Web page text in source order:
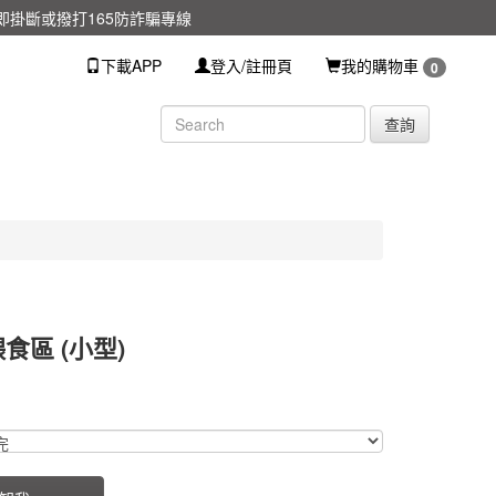
掛斷或撥打165防詐騙專線
登入/註冊頁 我的購物車 0
下載APP
查詢
區 (小型)